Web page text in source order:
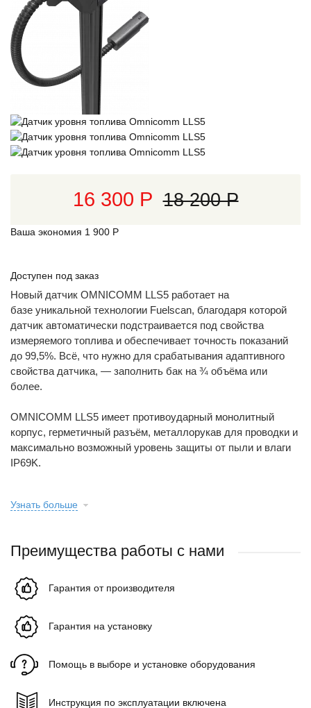
Доступен под заказ
Новый датчик OMNICOMM LLS5 работает на
базе уникальной технологии Fuelscan, благодаря которой
датчик автоматически подстраивается под свойства
измеряемого топлива и обеспечивает точность показаний
до 99,5%. Всё, что нужно для срабатывания адаптивного
свойства датчика, — заполнить бак на ¾ объёма или
более.
OMNICOMM LLS5 имеет противоударный монолитный
корпус, герметичный разъём, металлорукав для проводки и
максимально возможный уровень защиты от пыли и влаги
IP69K.
Узнать больше
16 300 Р 18 200 Р
Ваша экономия 1 900 Р
Преимущества работы с нами
Гарантия от производителя
Гарантия на установку
Помощь в выборе и установке оборудования
Инструкция по эксплуатации включена